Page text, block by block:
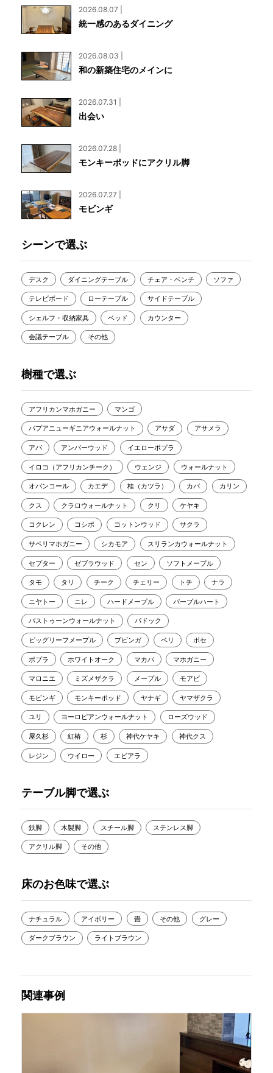
2026.08.07 |
統一感のあるダイニング
2026.08.03 |
和の新築住宅のメインに
2026.07.31 |
出会い
2026.07.28 |
モンキーポッドにアクリル脚
2026.07.27 |
モビンギ
シーンで選ぶ
デスク ダイニングテーブル チェア・ベンチ ソファ
テレビボード ローテーブル サイドテーブル
シェルフ・収納家具 ベッド カウンター
会議テーブル その他
樹種で選ぶ
アフリカンマホガニー マンゴ
パプアニューギニアウォールナット アサダ アサメラ
アパ アンバーウッド イエローポプラ
イロコ（アフリカンチーク） ウェンジ ウォールナット
オバンコール カエデ 桂（カツラ） カバ カリン
クス クラロウォールナット クリ ケヤキ
コクレン コシポ コットンウッド サクラ
サペリマホガニー シカモア スリランカウォールナット
セプター ゼブラウッド セン ソフトメープル
タモ タリ チーク チェリー トチ ナラ
ニヤトー ニレ ハードメープル パープルハート
バストゥーンウォールナット パドック
ビッグリーフメープル ブビンガ ベリ ボセ
ポプラ ホワイトオーク マカバ マホガニー
マロニエ ミズメザクラ メープル モアビ
モビンギ モンキーポッド ヤナギ ヤマザクラ
ユリ ヨーロピアンウォールナット ローズウッド
屋久杉 紅椿 杉 神代ケヤキ 神代クス
レジン ウイロー エビアラ
テーブル脚で選ぶ
鉄脚 木製脚 スチール脚 ステンレス脚
アクリル脚 その他
床のお色味で選ぶ
ナチュラル アイボリー 畳 その他 グレー
ダークブラウン ライトブラウン
関連事例